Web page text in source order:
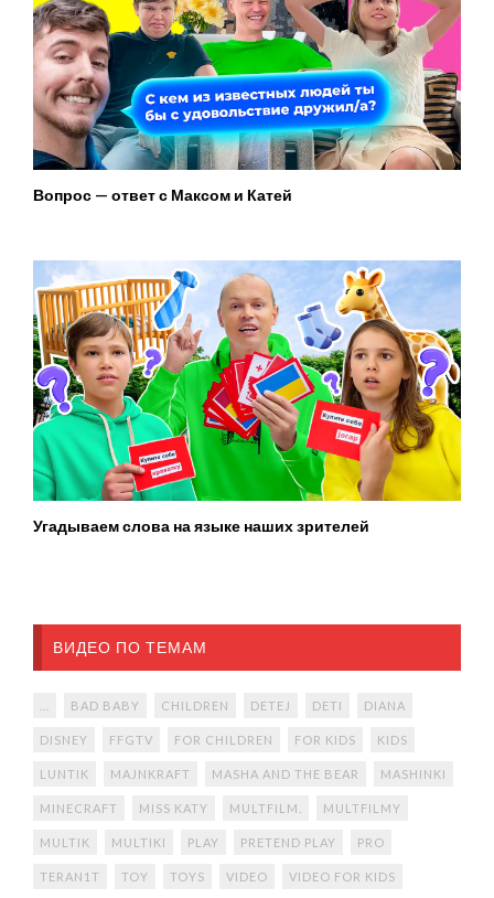
Вопрос — ответ с Максом и Катей
Угадываем слова на языке наших зрителей
ВИДЕО ПО ТЕМАМ
BAD BABY CHILDREN DETEJ DETI DIANA
DISNEY FFGTV FOR CHILDREN FOR KIDS KIDS
LUNTIK MAJNKRAFT MASHA AND THE BEAR MASHINKI
MINECRAFT MISS KATY MULTFILM. MULTFILMY
MULTIK MULTIKI PLAY PRETEND PLAY PRO
TERAN1T TOY TOYS VIDEO VIDEO FOR KIDS